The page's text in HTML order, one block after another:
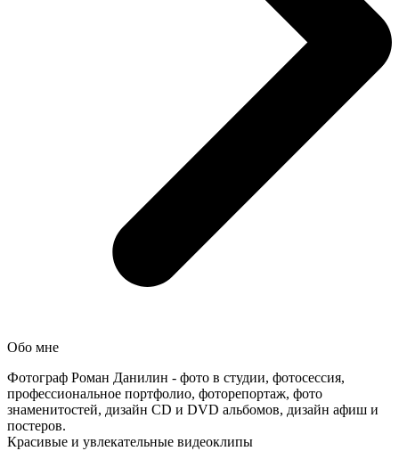
Обо мне
Фотограф Роман Данилин - фото в студии, фотосессия,
профессиональное портфолио, фоторепортаж, фото
знаменитостей, дизайн CD и DVD альбомов, дизайн афиш и
постеров.
Красивые и увлекательные видеоклипы